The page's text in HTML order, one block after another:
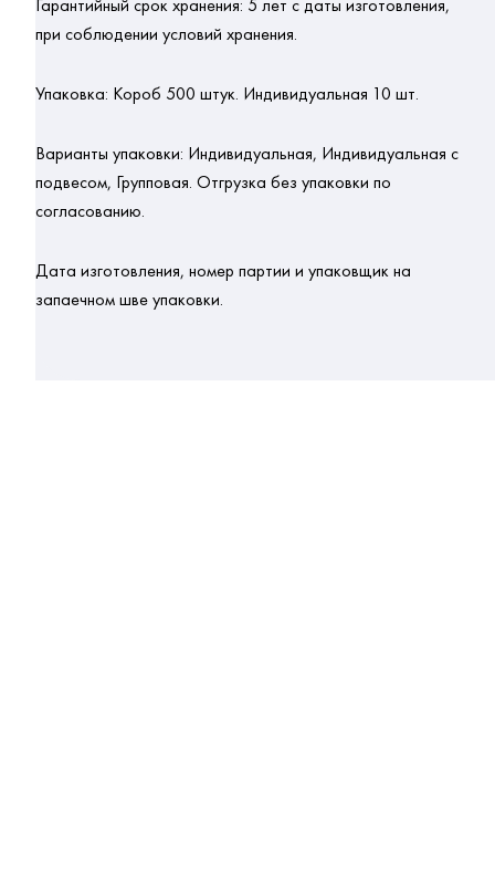
Гарантийный срок хранения: 5 лет с даты изготовления,
при соблюдении условий хранения.
Упаковка: Короб 500 штук. Индивидуальная 10 шт.
Варианты упаковки: Индивидуальная, Индивидуальная с
подвесом, Групповая. Отгрузка без упаковки по
согласованию.
Дата изготовления, номер партии и упаковщик на
запаечном шве упаковки.